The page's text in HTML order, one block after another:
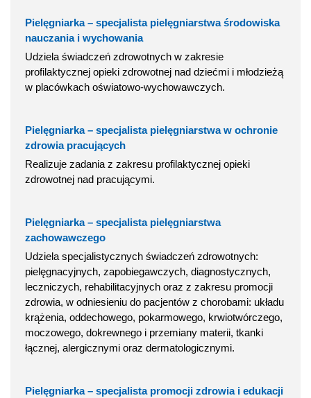
Pielęgniarka – specjalista pielęgniarstwa środowiska
nauczania i wychowania
Udziela świadczeń zdrowotnych w zakresie
profilaktycznej opieki zdrowotnej nad dziećmi i młodzieżą
w placówkach oświatowo-wychowawczych.
Pielęgniarka – specjalista pielęgniarstwa w ochronie
zdrowia pracujących
Realizuje zadania z zakresu profilaktycznej opieki
zdrowotnej nad pracującymi.
Pielęgniarka – specjalista pielęgniarstwa
zachowawczego
Udziela specjalistycznych świadczeń zdrowotnych:
pielęgnacyjnych, zapobiegawczych, diagnostycznych,
leczniczych, rehabilitacyjnych oraz z zakresu promocji
zdrowia, w odniesieniu do pacjentów z chorobami: układu
krążenia, oddechowego, pokarmowego, krwiotwórczego,
moczowego, dokrewnego i przemiany materii, tkanki
łącznej, alergicznymi oraz dermatologicznymi.
Pielęgniarka – specjalista promocji zdrowia i edukacji